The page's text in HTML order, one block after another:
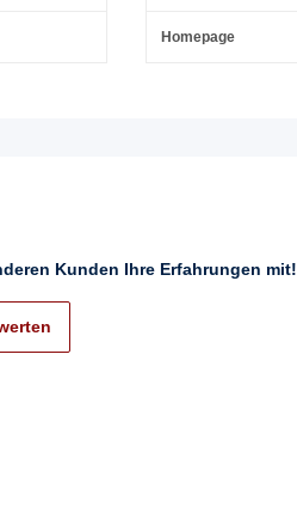
Homepage
Kunden Ihre Erfahrungen mit!